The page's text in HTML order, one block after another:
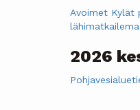
Avoimet Kylät
2026